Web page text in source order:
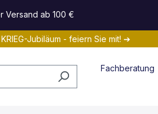
Versand ab 100 €
Jubiläum - feiern Sie mit! ➔
Fachberatung